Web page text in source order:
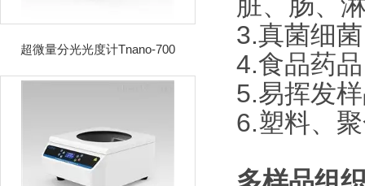
超微量分光光度计Tnano-700
3.真菌细
4.食品药
5.易挥发
6.塑料、